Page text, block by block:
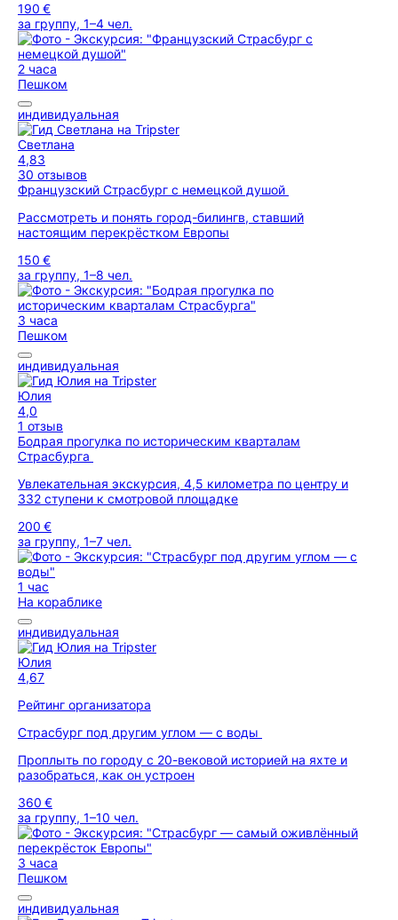
190 €
за группу, 1–4 чел.
2 часа
Пешком
индивидуальная
Светлана
4,83
30 отзывов
Французский Страсбург с немецкой душой
Рассмотреть и понять город-билингв, ставший
настоящим перекрёстком Европы
150 €
за группу, 1–8 чел.
3 часа
Пешком
индивидуальная
Юлия
4,0
1 отзыв
Бодрая прогулка по историческим кварталам
Страсбурга
Увлекательная экскурсия, 4,5 километра по центру и
332 ступени к смотровой площадке
200 €
за группу, 1–7 чел.
1 час
На кораблике
индивидуальная
Юлия
4,67
Рейтинг организатора
Страсбург под другим углом — с воды
Проплыть по городу с 20-вековой историей на яхте и
разобраться, как он устроен
360 €
за группу, 1–10 чел.
3 часа
Пешком
индивидуальная